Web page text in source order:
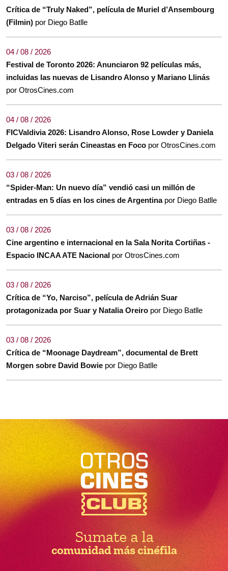
Crítica de “Truly Naked”, película de Muriel d’Ansembourg
(Filmin) por Diego Batlle
04 / 08 / 2026
Festival de Toronto 2026: Anunciaron 92 películas más,
incluidas las nuevas de Lisandro Alonso y Mariano Llinás
por OtrosCines.com
04 / 08 / 2026
FICValdivia 2026: Lisandro Alonso, Rose Lowder y Daniela
Delgado Viteri serán Cineastas en Foco por OtrosCines.com
03 / 08 / 2026
“Spider-Man: Un nuevo día” vendió casi un millón de
entradas en 5 días en los cines de Argentina por Diego Batlle
03 / 08 / 2026
Cine argentino e internacional en la Sala Norita Cortiñas -
Espacio INCAA ATE Nacional por OtrosCines.com
03 / 08 / 2026
Crítica de “Yo, Narciso”, película de Adrián Suar
protagonizada por Suar y Natalia Oreiro por Diego Batlle
03 / 08 / 2026
Crítica de “Moonage Daydream”, documental de Brett
Morgen sobre David Bowie por Diego Batlle